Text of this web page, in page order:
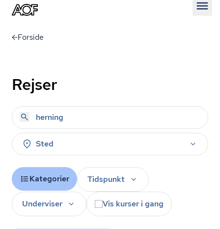
Forside
Rejser
Sted
Kategorier Tidspunkt
Underviser Vis kurser i gang